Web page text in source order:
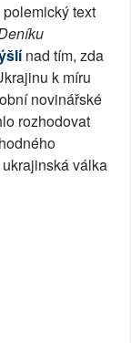
text
nad tím, zda
k míru
novinářské
rozhodovat
válka